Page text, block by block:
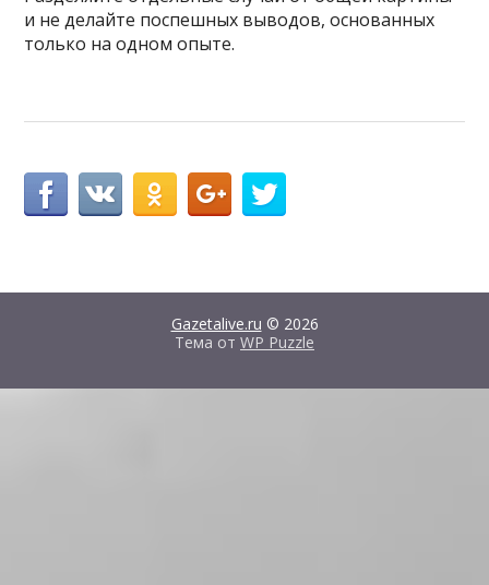
и не делайте поспешных выводов, основанных
только на одном опыте.
Gazetalive.ru © 2026
Тема от WP Puzzle